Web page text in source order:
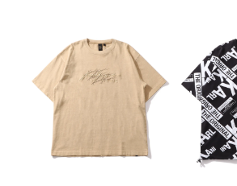
サイズ
S
M
XL
XXL
30inc
カラー